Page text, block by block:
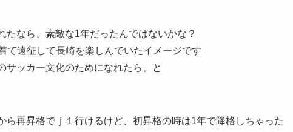
なら、素敵な1年だったんではないかな？
て遠征して長崎を楽しんでいたイメージです
サッカー文化のためになれたら、と
ら再昇格でｊ１行けるけど、初昇格の時は1年で降格しちゃった